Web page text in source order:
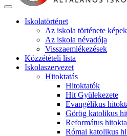
Iskolatörténet
Az iskola története
Az iskola névadója
Visszaemlékezések
Közzétételi lista
Iskolaszervezet
Hitoktatás
Hitoktatók
Hit Gyülekezete
Evangélikus
Görög katolikus
Református
Római katolikus